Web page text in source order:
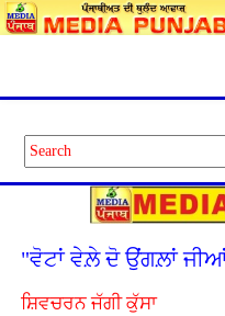
"ਵੋਟਾਂ ਵੇਲ਼ੇ ਦੋ ਉਂਗਲ਼ਾਂ
ਸ਼ਿਵਚਰਨ ਜੱਗੀ ਕੁੱਸਾ